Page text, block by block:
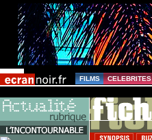
FILMS CELEBRITES